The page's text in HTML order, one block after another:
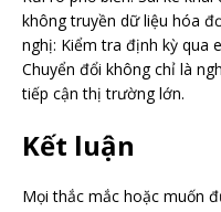
không truyền dữ liệu hóa
nghị: Kiểm tra định kỳ qua
Chuyển đổi không chỉ là
tiếp cận thị trường lớn.
Kết luận
Mọi thắc mắc hoặc muốn